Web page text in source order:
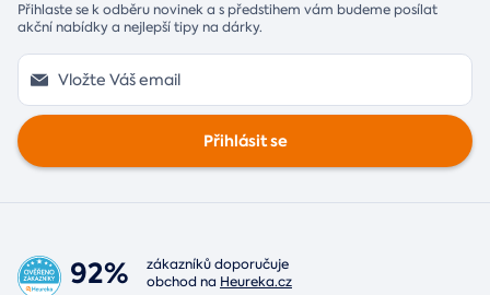
Přihlaste se k odběru novinek a s předstihem vám budeme posílat
akční nabídky a nejlepší tipy na dárky.
Přihlásit se
92%
zákazníků doporučuje
obchod na Heureka.cz